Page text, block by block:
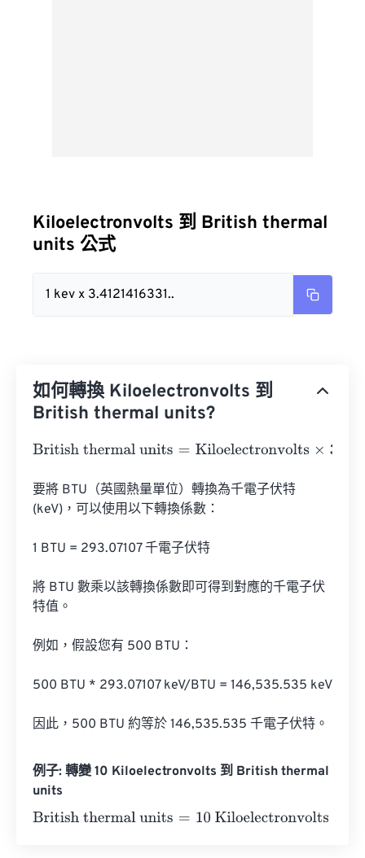
Kiloelectronvolts 到 British thermal
units 公式
1 kev x 3.4121416331..
如何轉換 Kiloelectronvolts 到
British thermal units?
British thermal units=Kiloelectronvolts×
要將 BTU（英國熱量單位）轉換為千電子伏特
(keV)，可以使用以下轉換係數：
1 BTU = 293.07107 千電子伏特
將 BTU 數乘以該轉換係數即可得到對應的千電子伏
特值。
例如，假設您有 500 BTU：
500 BTU * 293.07107 keV/BTU = 146,535.535 keV
因此，500 BTU 約等於 146,535.535 千電子伏特。
例子: 轉變 10 Kiloelectronvolts 到 British thermal
units
British thermal units=10 Kiloelectronvolts×